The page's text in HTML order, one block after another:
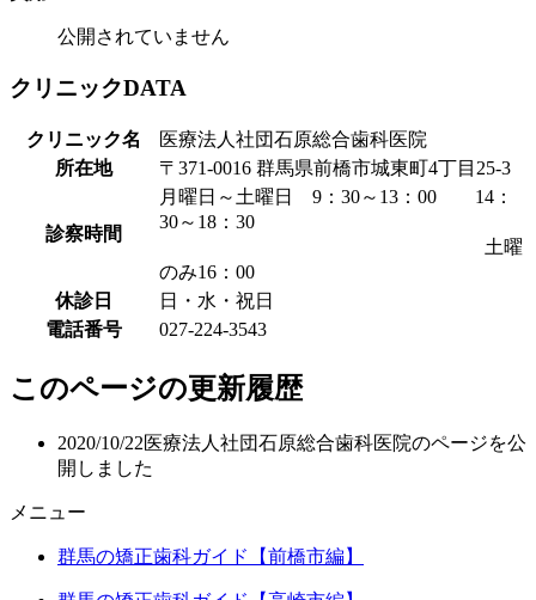
公開されていません
クリニックDATA
クリニック名
医療法人社団石原総合歯科医院
所在地
〒371-0016 群馬県前橋市城東町4丁目25-3
診察時間
月曜日～土曜日 9：30～13：00 14：
30～18：30
土曜
のみ16：00
休診日
日・水・祝日
電話番号
027-224-3543
このページの更新履歴
2020/10/22医療法人社団石原総合歯科医院のページを公
開しました
メニュー
群馬の矯正歯科ガイド【前橋市編】